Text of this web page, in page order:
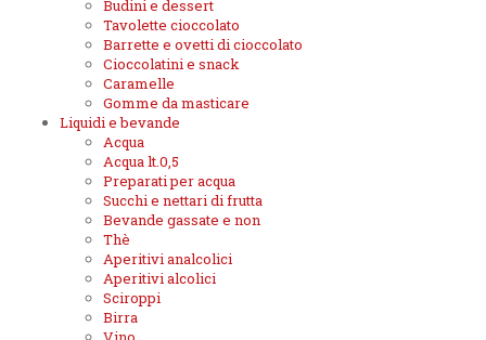
Budini e dessert
Tavolette cioccolato
Barrette e ovetti di cioccolato
Cioccolatini e snack
Caramelle
Gomme da masticare
Liquidi e bevande
Acqua
Acqua lt.0,5
Preparati per acqua
Succhi e nettari di frutta
Bevande gassate e non
Thè
Aperitivi analcolici
Aperitivi alcolici
Sciroppi
Birra